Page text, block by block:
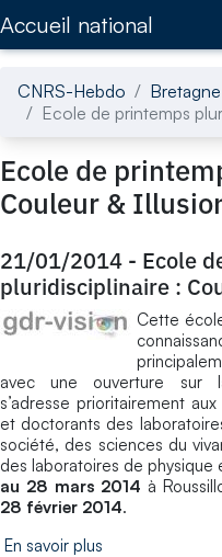
Accueil national
CNRS-Hebdo
Ecole de printemps
Ecole de
Couleur &
21/01/2014 - Ecole
pluridisciplinaire :
Cette
avec une ouverture sur
s’adresse prioritairement
et doctorants des
société, des sciences du
des laboratoires de physique
au 28 mars 2014 à
28 février 2014.
En savoir plus